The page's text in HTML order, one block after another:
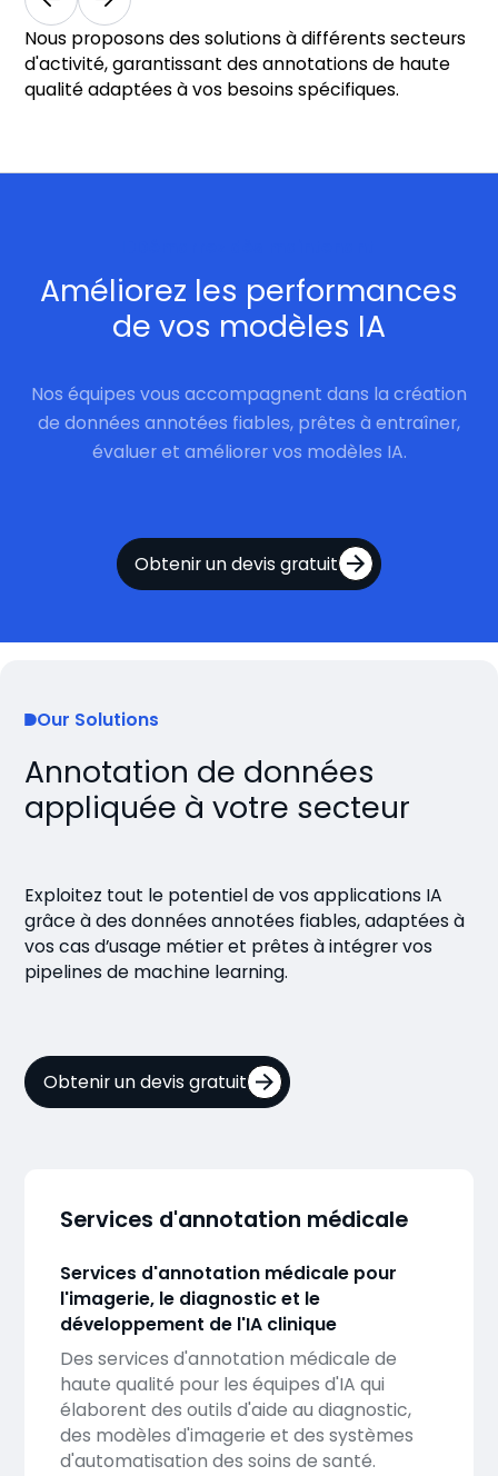
Nous proposons des solutions à différents secteurs
d'activité, garantissant des annotations de haute
qualité adaptées à vos besoins spécifiques.
Améliorez les performances
de vos modèles IA
Nos équipes vous accompagnent dans la création
de données annotées fiables, prêtes à entraîner,
évaluer et améliorer vos modèles IA.
Obtenir un devis gratuit
Our Solutions
Annotation de données
appliquée à votre secteur
Exploitez tout le potentiel de vos applications IA
grâce à des données annotées fiables, adaptées à
vos cas d’usage métier et prêtes à intégrer vos
pipelines de machine learning.
Obtenir un devis gratuit
Services d'annotation médicale
Services d'annotation médicale pour
l'imagerie, le diagnostic et le
développement de l'IA clinique
Des services d'annotation médicale de
haute qualité pour les équipes d'IA qui
élaborent des outils d'aide au diagnostic,
des modèles d'imagerie et des systèmes
d'automatisation des soins de santé.